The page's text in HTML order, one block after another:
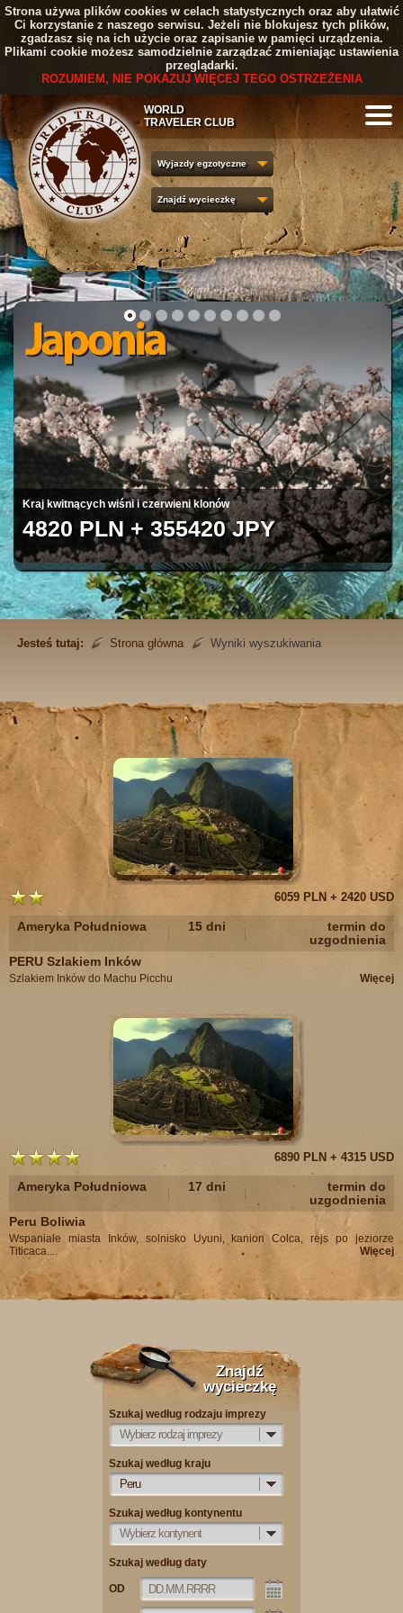
Strona używa plików cookies w celach statystycznych oraz aby ułatwić
Ci korzystanie z naszego serwisu. Jeżeli nie blokujesz tych plików,
zgadzasz się na ich użycie oraz zapisanie w pamięci urządzenia.
Plikami cookie możesz samodzielnie zarządzać zmieniając ustawienia
przeglądarki.
ROZUMIEM, NIE POKAZUJ WIĘCEJ TEGO OSTRZEŻENIA
WORLD
TRAVELER CLUB
Kraj kwitnących wiśni i czerwieni klonów
4820 PLN + 355420 JPY
1 2 3 4 5
Wyjazdy egzotyczne
Znajdź wycieczkę
Jesteś tutaj: Strona główna Wyniki wyszukiwania
Ameryka Południowa 15 dni
termin do
uzgodnienia
PERU Szlakiem Inków
Szlakiem Inków do Machu Picchu Więcej
6059 PLN + 2420 USD
Ameryka Południowa 17 dni
termin do
uzgodnienia
Peru Boliwia
Wspaniałe miasta Inków, solnisko Uyuni, kanion Colca, rejs po jeziorze
Titicaca....
Więcej
6890 PLN + 4315 USD
Znajdź
wycieczkę
Szukaj według rodzaju imprezy
Wybierz rodzaj imprezy
Szukaj według kraju
Peru
Szukaj według kontynentu
Wybierz kontynent
Szukaj według daty
OD